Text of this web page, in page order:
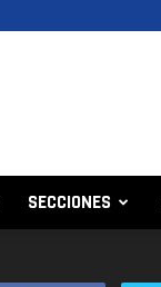
SECCIONES